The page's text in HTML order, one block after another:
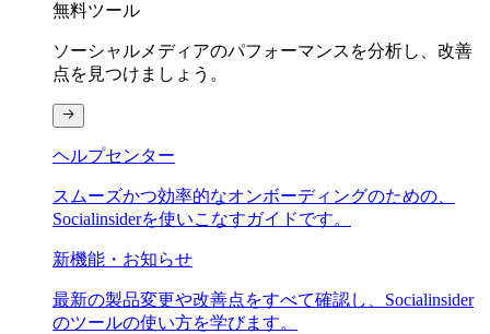
無料ツール
ソーシャルメディアのパフォーマンスを分析し、改善
点を見つけましょう。
ヘルプセンター
スムーズかつ効率的なオンボーディングのための、
Socialinsiderを使いこなすガイドです。
新機能・お知らせ
最新の製品変更や改善点をすべて確認し、Socialinsider
のツールの使い方を学びます。